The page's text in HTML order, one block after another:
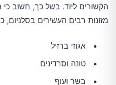
הקשורים ליוד. בשל כך, חשוב
מזונות רבים העשירים בסלניום,
אגוזי ברזיל
טונה וסרדינים
בשר ועוף